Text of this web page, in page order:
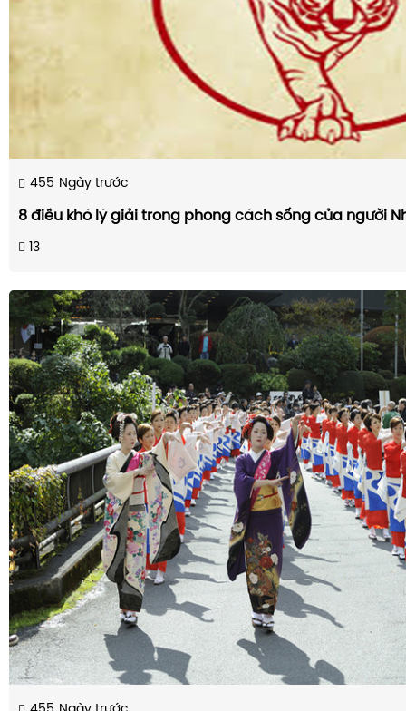
455 Ngày trước
8 điều khó lý giải trong phong cách sống của người
13